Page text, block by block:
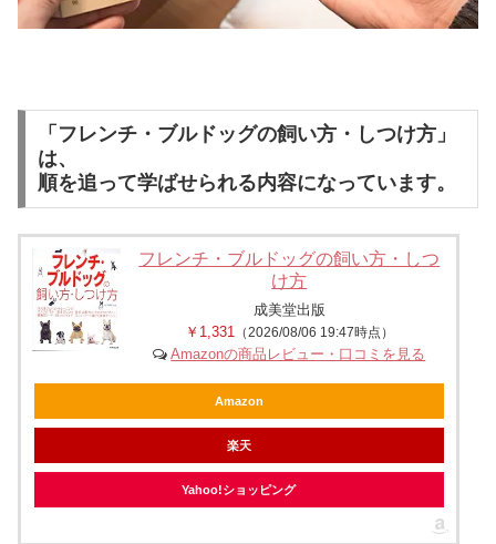
「フレンチ・ブルドッグの飼い方・しつけ方」
は、
順を追って学ばせられる内容になっています。
フレンチ・ブルドッグの飼い方・しつ
け方
成美堂出版
￥1,331
（2026/08/06 19:47時点）
Amazonの商品レビュー・口コミを見る
Amazon
楽天
Yahoo!ショッピング